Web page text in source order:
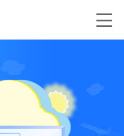
云
全部